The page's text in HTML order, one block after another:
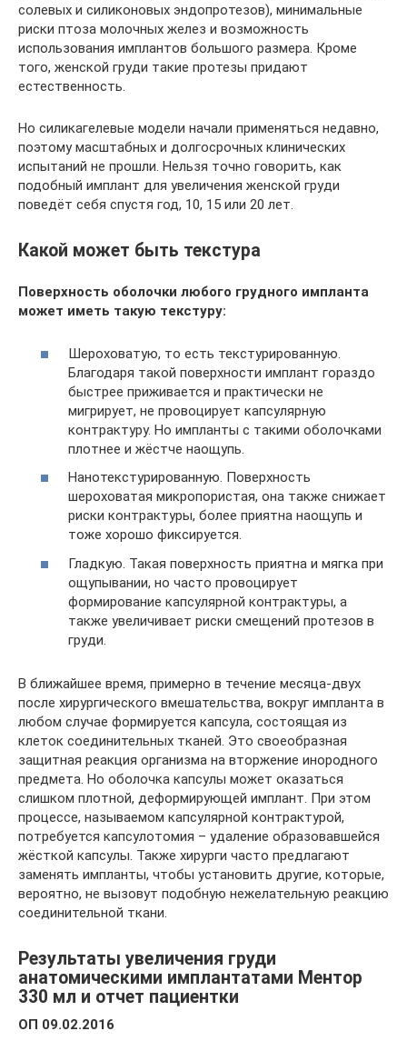
солевых и силиконовых эндопротезов), минимальные
риски птоза молочных желез и возможность
использования имплантов большого размера. Кроме
того, женской груди такие протезы придают
естественность.
Но силикагелевые модели начали применяться недавно,
поэтому масштабных и долгосрочных клинических
испытаний не прошли. Нельзя точно говорить, как
подобный имплант для увеличения женской груди
поведёт себя спустя год, 10, 15 или 20 лет.
Какой может быть текстура
Поверхность оболочки любого грудного импланта
может иметь такую текстуру:
Шероховатую, то есть текстурированную.
Благодаря такой поверхности имплант гораздо
быстрее приживается и практически не
мигрирует, не провоцирует капсулярную
контрактуру. Но импланты с такими оболочками
плотнее и жёстче наощупь.
Нанотекстурированную. Поверхность
шероховатая микропористая, она также снижает
риски контрактуры, более приятна наощупь и
тоже хорошо фиксируется.
Гладкую. Такая поверхность приятна и мягка при
ощупывании, но часто провоцирует
формирование капсулярной контрактуры, а
также увеличивает риски смещений протезов в
груди.
В ближайшее время, примерно в течение месяца-двух
после хирургического вмешательства, вокруг импланта в
любом случае формируется капсула, состоящая из
клеток соединительных тканей. Это своеобразная
защитная реакция организма на вторжение инородного
предмета. Но оболочка капсулы может оказаться
слишком плотной, деформирующей имплант. При этом
процессе, называемом капсулярной контрактурой,
потребуется капсулотомия – удаление образовавшейся
жёсткой капсулы. Также хирурги часто предлагают
заменять импланты, чтобы установить другие, которые,
вероятно, не вызовут подобную нежелательную реакцию
соединительной ткани.
Результаты увеличения груди
анатомическими имплантатами Ментор
330 мл и отчет пациентки
ОП 09.02.2016